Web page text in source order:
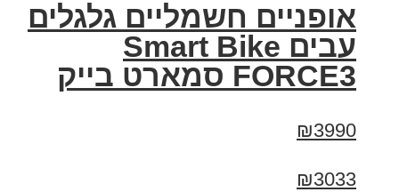
אופניים חשמליים גלגלים
עבים Smart Bike
FORCE3 סמארט בייק
₪3990
₪3033